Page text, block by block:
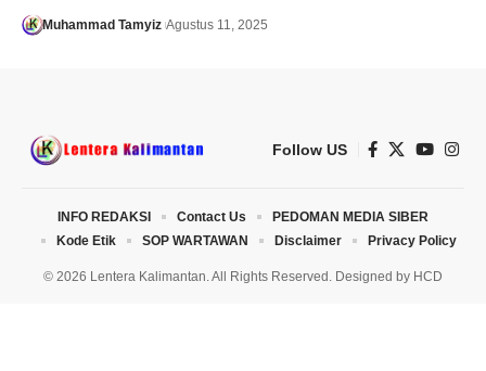
Muhammad Tamyiz Agustus 11, 2025
Follow US
© 2026 Lentera Kalimantan. All Rights Reserved. Designed by HCD
INFO REDAKSI Contact Us
PEDOMAN MEDIA SIBER
Kode Etik
SOP WARTAWAN Disclaimer Privacy Policy